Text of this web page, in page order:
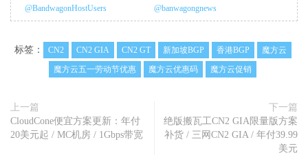
@BandwagonHostUsers
@banwagongnews
标签： CN2 CN2 GIA CN2 GT 新加坡BGP 香港BGP
魔方云
魔方云五一劳动节优惠
魔方云优惠码 魔方云促销
上一篇
CloudCone便宜方案更新：年付
20美元起 / MC机房 / 1Gbps带宽
下一篇
绝版搬瓦工CN2 GIA限量版方案
补货 / 三网CN2 GIA / 年付39.99
美元